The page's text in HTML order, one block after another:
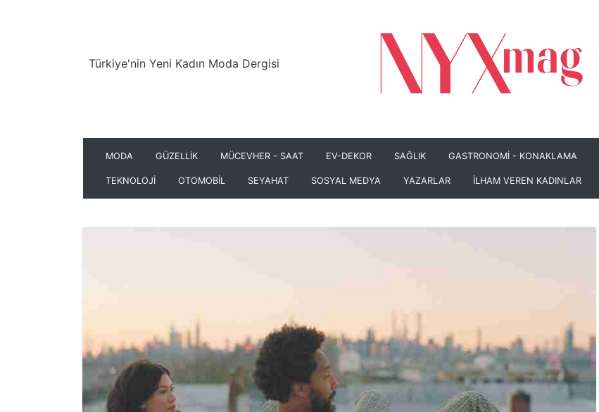
Türkiye'nin Yeni Kadın Moda Dergisi
MODA GÜZELLİK MÜCEVHER - SAAT EV-DEKOR SAĞLIK GASTRONOMİ - KONAKLAMA
TEKNOLOJİ OTOMOBİL SEYAHAT SOSYAL MEDYA YAZARLAR İLHAM VEREN KADINLAR